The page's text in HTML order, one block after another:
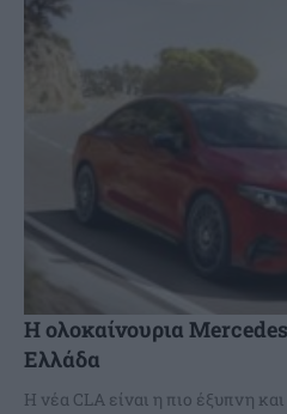
H ολοκαίνουρια
Ελλάδα
Η νέα CLA είναι η πιο έξυπνη